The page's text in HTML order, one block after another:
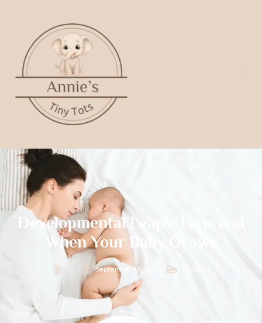
Developmental Leaps: How and
When Your Baby Grows
September 16, 2025